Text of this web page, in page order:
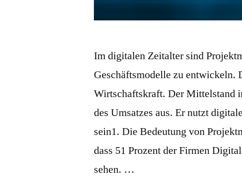
Im digitalen Zeitalter sind
Geschäftsmodelle zu entwickeln.
Wirtschaftskraft. Der Mittelstand
des Umsatzes aus. Er nutzt
sein1. Die Bedeutung von
dass 51 Prozent der Firmen
sehen. …